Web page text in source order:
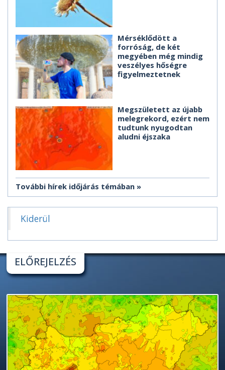
Mérséklődött a
forróság, de két
megyében még mindig
veszélyes hőségre
figyelmeztetnek
Megszületett az újabb
melegrekord, ezért nem
tudtunk nyugodtan
aludni éjszaka
További hírek időjárás témában
Kiderül
ELŐREJELZÉS